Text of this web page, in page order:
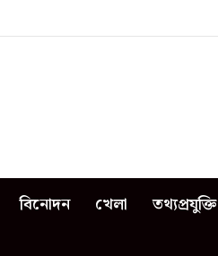
বিনোদন খেলা তথ্যপ্রযুক্তি